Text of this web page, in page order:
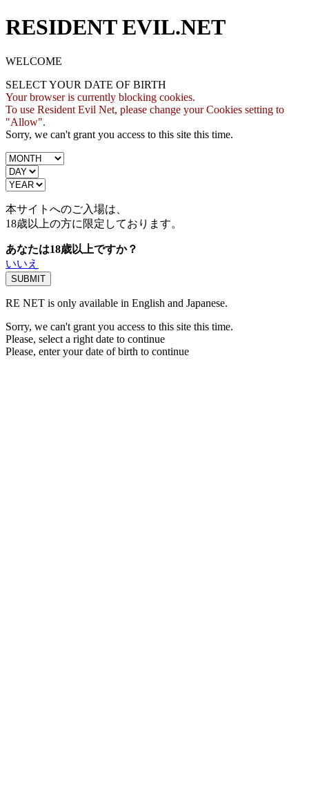
RESIDENT EVIL.NET
WELCOME
SELECT YOUR DATE OF BIRTH
Your browser is currently blocking cookies.
To use Resident Evil Net, please change your Cookies setting to
"Allow".
Sorry, we can't grant you access to this site this time.
本サイトへのご入場は、
18歳以上の方に限定しております。
あなたは18歳以上ですか？
いいえ
RE NET is only available in English and Japanese.
Sorry, we can't grant you access to this site this time.
Please, select a right date to continue
Please, enter your date of birth to continue